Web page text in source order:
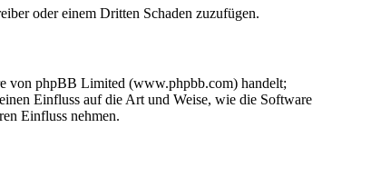
oder einem Dritten Schaden zuzufügen.
von phpBB Limited (www.phpbb.com) handelt;
Einfluss auf die Art und Weise, wie die Software
Einfluss nehmen.